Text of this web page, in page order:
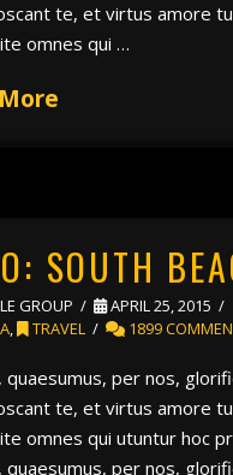
te, et virtus amore
omnes qui …
SOUTH
GROUP
APRIL 25, 2015
, TRAVEL 1899
quaesumus, per nos,
te, et virtus amore
omnes qui utuntur hoc
quaesumus, per nos,